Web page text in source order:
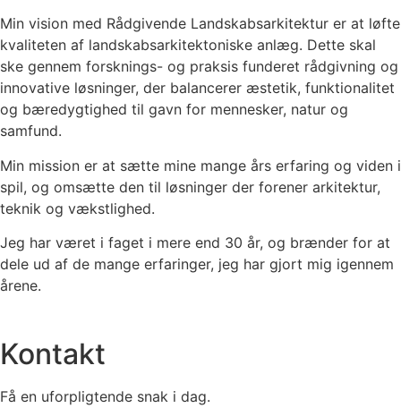
Min vision med Rådgivende Landskabsarkitektur er at løfte
kvaliteten af landskabsarkitektoniske anlæg. Dette skal
ske gennem forsknings- og praksis funderet rådgivning og
innovative løsninger, der balancerer æstetik, funktionalitet
og bæredygtighed til gavn for mennesker, natur og
samfund.
Min mission er at sætte mine mange års erfaring og viden i
spil, og omsætte den til løsninger der forener arkitektur,
teknik og vækstlighed.
Jeg har været i faget i mere end 30 år, og brænder for at
dele ud af de mange erfaringer, jeg har gjort mig igennem
årene.
Kontakt
Få en uforpligtende snak i dag.